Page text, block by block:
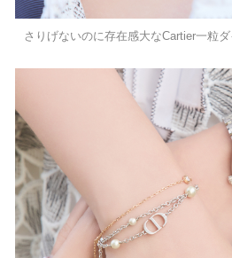
さりげないのに存在感大なCartier一粒